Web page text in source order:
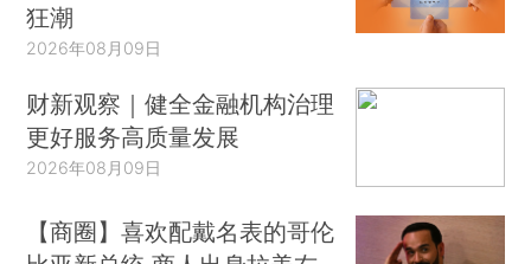
狂潮
2026年08月09日
财新观察｜健全金融机构治理
更好服务高质量发展
2026年08月09日
【商圈】喜欢配戴名表的哥伦